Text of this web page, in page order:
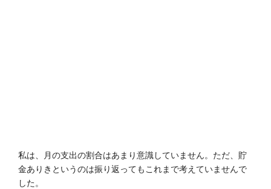
私は、月の支出の割合はあまり意識していません。ただ、貯
金ありきというのは振り返ってもこれまで考えていませんで
した。